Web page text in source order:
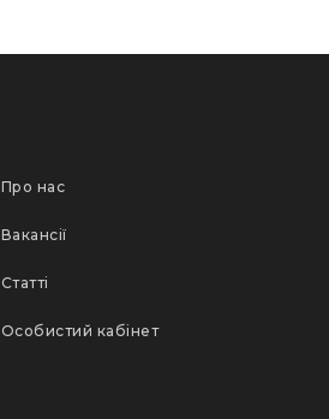
Про нас
Вакансії
Статті
Особистий кабінет